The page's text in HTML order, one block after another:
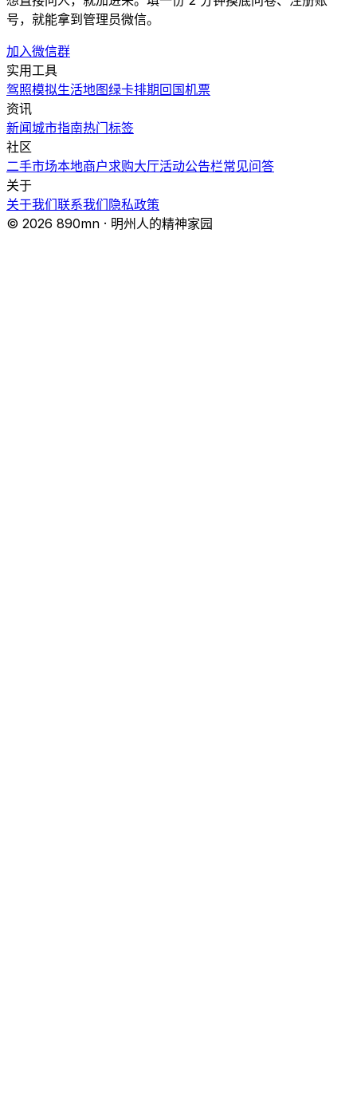
号，就能拿到管理员微信。
加入微信群
实用工具
驾照模拟生活地图绿卡排期回国机票
资讯
新闻城市指南热门标签
社区
二手市场本地商户求购大厅活动公告栏常见问答
关于
关于我们联系我们隐私政策
© 2026 890mn · 明州人的精神家园